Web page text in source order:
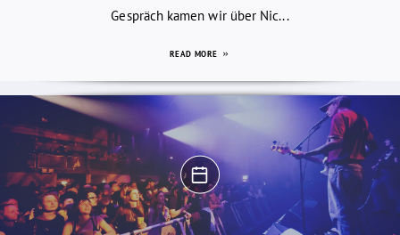
Gespräch kamen wir über Nic...
READ MORE